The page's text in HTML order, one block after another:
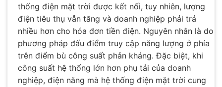
thống điện mặt trời được kết nối, tuy nhiên, lượng
điện tiêu thụ vẫn tăng và doanh nghiệp phải trả
nhiều hơn cho hóa đơn tiền điện. Nguyên nhân là do
phương pháp đấu điểm truy cập năng lượng ở phía
trên điểm bù công suất phản kháng. Đặc biệt, khi
công suất hệ thống lớn hơn phụ tải của doanh
nghiệp, điện năng mà hệ thống điện mặt trời cung